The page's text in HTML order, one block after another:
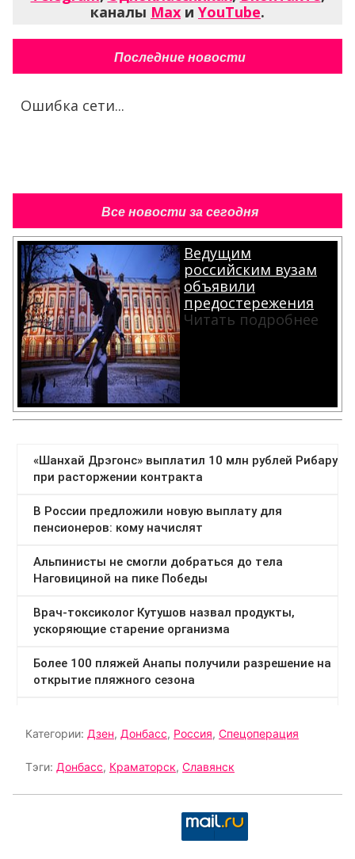
каналы Max и YouTube.
Последние новости
Ошибка сети...
Все новости за сегодня
Ведущим
российским вузам
объявили
предостережения
Читать подробнее
Категории: Дзен, Донбасс, Россия, Спецоперация
Тэги: Донбасс, Краматорск, Славянск